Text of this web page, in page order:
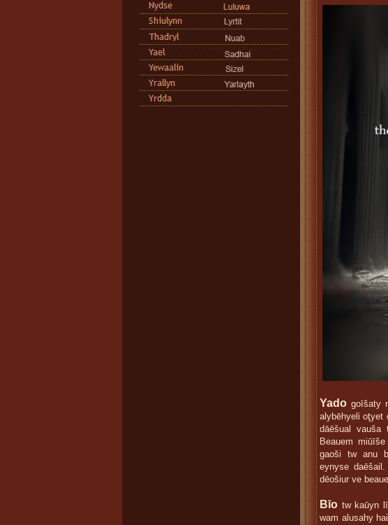
Yado goīšaty
alybēhyeli oţyet
dāēšual vauša
Beauem
gaoši tw anu
eynyse
dēošiur ve
Bīo tw kaūyn
wam alusahy